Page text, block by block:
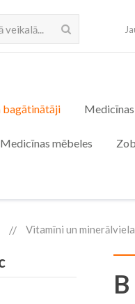
Meklēt
bagātinātāji
Medicīnas mēbeles
Vitamīni un